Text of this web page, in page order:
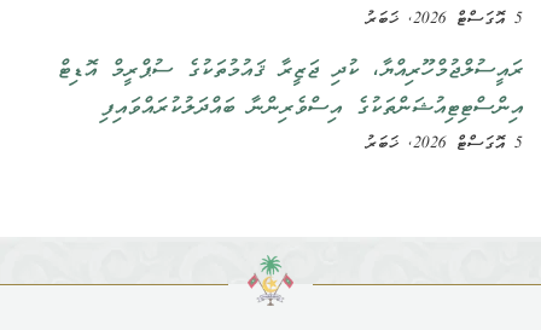
5 އޮގަސްޓް 2026, ޚަބަރު
ރައީސުލްޖުމްހޫރިއްޔާ، ކުދި ޖަޒީރާ ޤައުމުތަކުގެ ސުޕްރީމް އޮޑިޓް
އިންސްޓިޓިއުޝަންތަކުގެ އިސްވެރިންނާ ބައްދަލުކުރައްވައިފި
5 އޮގަސްޓް 2026, ޚަބަރު